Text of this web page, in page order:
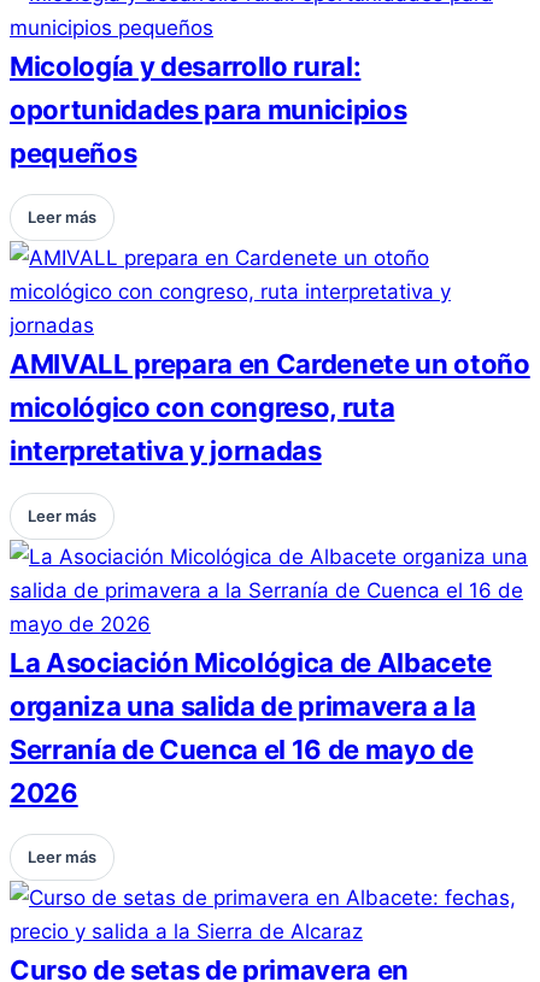
Micología y desarrollo rural:
oportunidades para municipios
pequeños
Leer más
AMIVALL prepara en Cardenete un otoño
micológico con congreso, ruta
interpretativa y jornadas
Leer más
La Asociación Micológica de Albacete
organiza una salida de primavera a la
Serranía de Cuenca el 16 de mayo de
2026
Leer más
Curso de setas de primavera en